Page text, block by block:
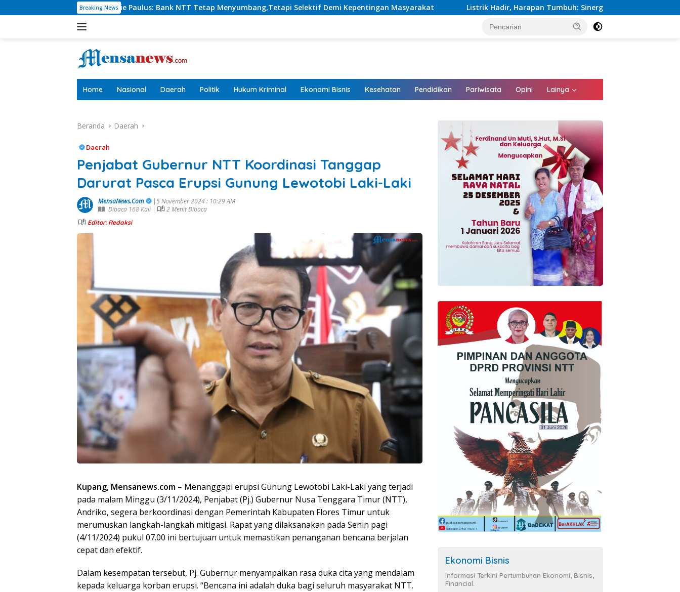
ke
Breaking News
Charlie Paulus: Bank NTT Tetap Menyumbang,Tetapi Selektif Demi Kepentingan Masyarakat Listrik Hadir, Harapan Tumbuh: Sinergi Kementerian dan PLN Percepat
Home Nasional Daerah Politik Hukum Kriminal Ekonomi Bisnis Kesehatan Pendidikan Pariwisata Opini Lainya
Beranda Daerah
Daerah
Penjabat Gubernur NTT Koordinasi Tanggap
Darurat Pasca Erupsi Gunung Lewotobi Laki-Laki
MensaNews.Com
|5 November 2024 : 10:29 AM
Dibaca 168 Kali |
2 Menit Dibaca
Editor: Redaksi
Kupang, Mensanews.com – Menanggapi erupsi Gunung Lewotobi Laki-Laki yang terjadi
pada malam Minggu (3/11/2024), Penjabat (Pj.) Gubernur Nusa Tenggara Timur (NTT),
Andriko, segera berkoordinasi dengan Pemerintah Kabupaten Flores Timur untuk
merumuskan langkah-langkah mitigasi. Rapat yang dilaksanakan pada Senin pagi
(4/11/2024) pukul 07.00 ini bertujuan untuk memastikan penanganan bencana berjalan
cepat dan efektif.
Dalam kesempatan tersebut, Pj. Gubernur menyampaikan rasa duka cita yang mendalam
kepada keluarga korban erupsi. “Bencana ini adalah duka bagi seluruh masyarakat NTT.
Ekonomi Bisnis
Informasi Terkini Pertumbuhan Ekonomi, Bisnis,
Financial.